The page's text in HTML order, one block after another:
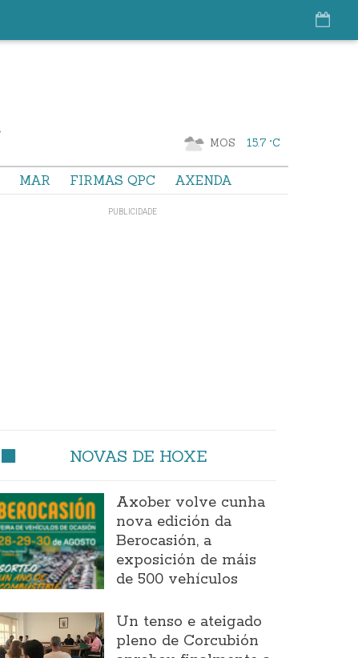
MOS 15.7 °C
MAR FIRMAS QPC AXENDA
NOVAS DE HOXE
Axober volve cunha
nova edición da
Berocasión, a
exposición de máis
de 500 vehículos
Un tenso e ateigado
pleno de Corcubión